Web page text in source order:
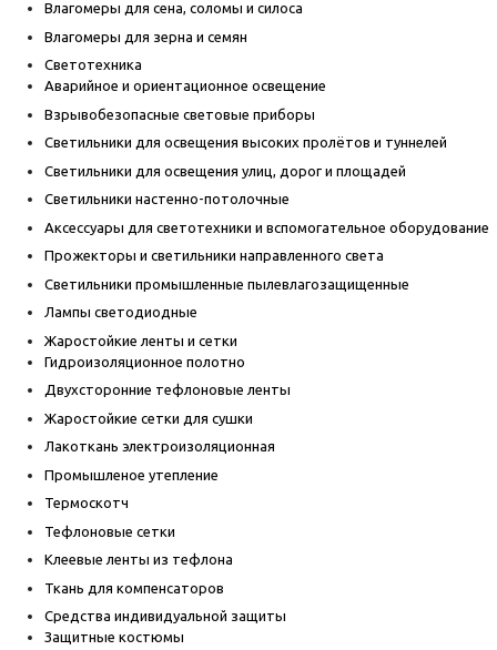
Влагомеры для сена, соломы и силоса
Влагомеры для зерна и семян
Светотехника
Аварийное и ориентационное освещение
Взрывобезопасные световые приборы
Светильники для освещения высоких пролётов и туннелей
Светильники для освещения улиц, дорог и площадей
Светильники настенно-потолочные
Аксессуары для светотехники и вспомогательное оборудование
Прожекторы и светильники направленного света
Светильники промышленные пылевлагозащищенные
Лампы светодиодные
Жаростойкие ленты и сетки
Гидроизоляционное полотно
Двухсторонние тефлоновые ленты
Жаростойкие сетки для сушки
Лакоткань электроизоляционная
Промышленое утепление
Термоскотч
Тефлоновые сетки
Клеевые ленты из тефлона
Ткань для компенсаторов
Средства индивидуальной защиты
Защитные костюмы